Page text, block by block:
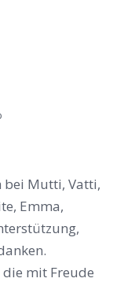
bei Mutti, Vatti,
Emma,
mit Freude